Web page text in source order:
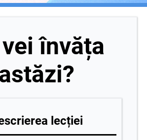
învăța
lecției